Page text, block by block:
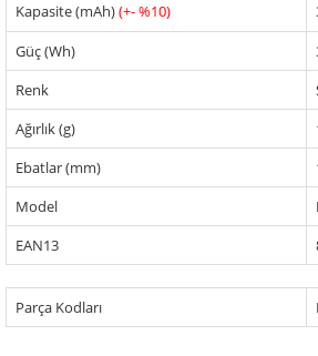
Kapasite (mAh)(+- %10)
Güç (Wh)
Renk
Ağırlık (g)
Ebatlar (mm)
Model
EAN13
Parça Kodları